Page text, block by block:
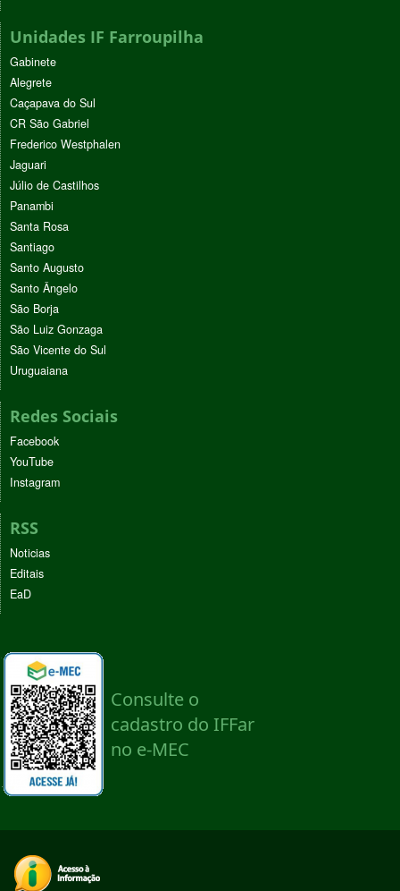
Unidades IF Farroupilha
Gabinete
Alegrete
Caçapava do Sul
CR São Gabriel
Frederico Westphalen
Jaguari
Júlio de Castilhos
Panambi
Santa Rosa
Santiago
Santo Augusto
Santo Ângelo
São Borja
São Luiz Gonzaga
São Vicente do Sul
Uruguaiana
Redes Sociais
Facebook
YouTube
Instagram
RSS
Noticias
Editais
EaD